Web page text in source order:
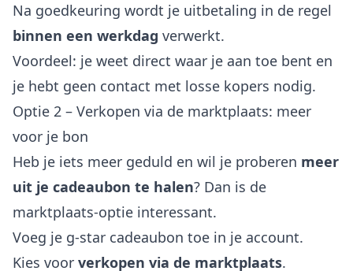
Na goedkeuring wordt je uitbetaling in de regel
binnen een werkdag verwerkt.
Voordeel: je weet direct waar je aan toe bent en
je hebt geen contact met losse kopers nodig.
Optie 2 – Verkopen via de marktplaats: meer
voor je bon
Heb je iets meer geduld en wil je proberen meer
uit je cadeaubon te halen? Dan is de
marktplaats-optie interessant.
Voeg je g-star cadeaubon toe in je account.
Kies voor verkopen via de marktplaats.